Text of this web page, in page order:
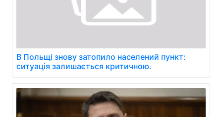
В Польщі знову затопило населений пункт:
ситуація залишається критичною.